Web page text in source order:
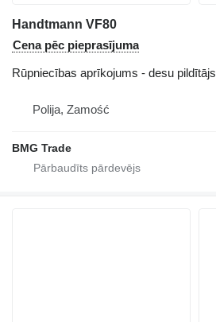
Handtmann VF80
Cena pēc pieprasījuma
Rūpniecības aprīkojums - desu pildītājs
Polija, Zamość
BMG Trade